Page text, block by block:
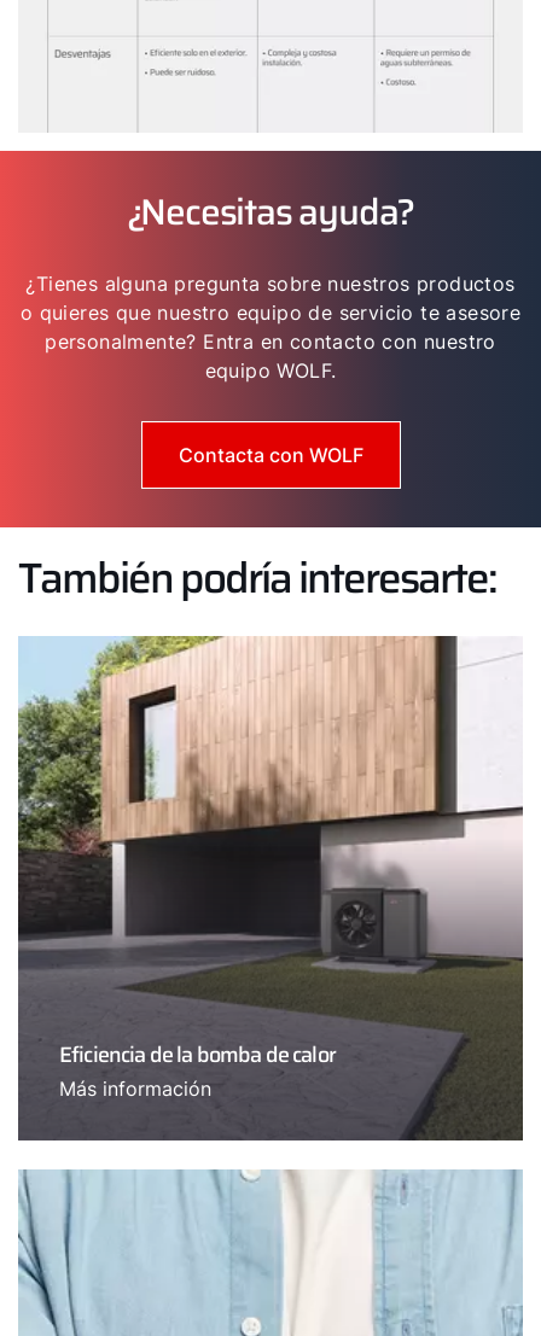
¿Necesitas ayuda?
¿Tienes alguna pregunta sobre nuestros productos
o quieres que nuestro equipo de servicio te asesore
personalmente? Entra en contacto con nuestro
equipo WOLF.
Contacta con WOLF
También podría interesarte:
Eficiencia de la bomba de calor
Más información